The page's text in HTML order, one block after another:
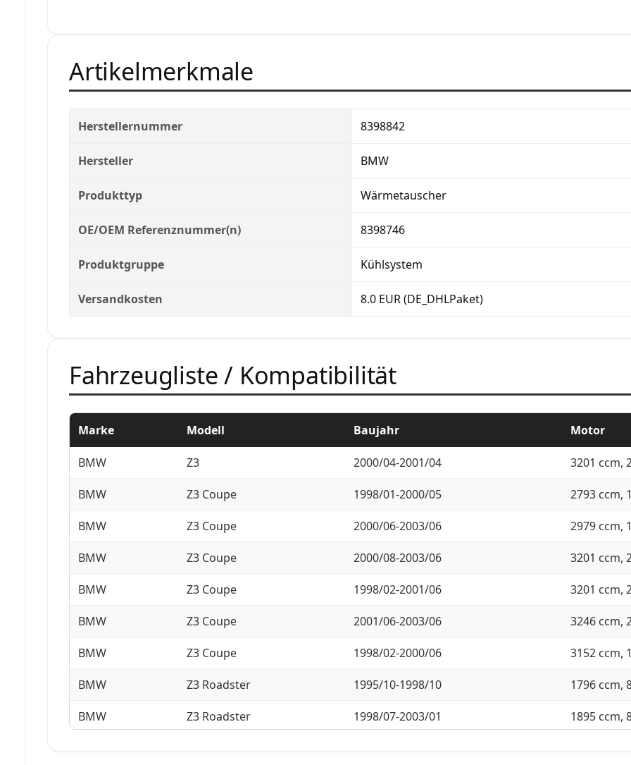
Artikelmerkmale
Herstellernummer 8398842
Hersteller BMW
Produkttyp Wärmetauscher
OE/OEM Referenznummer(n) 8398746
Produktgruppe Kühlsystem
Versandkosten 8.0 EUR (DE_DHLPaket)
Fahrzeugliste / Kompatibilität
Marke Modell Baujahr Motor
BMW Z3 2000/04-2001/04 3201 ccm,
BMW Z3 Coupe 1998/01-2000/05 2793 ccm,
BMW Z3 Coupe 2000/06-2003/06 2979 ccm,
BMW Z3 Coupe 2000/08-2003/06 3201 ccm,
BMW Z3 Coupe 1998/02-2001/06 3201 ccm,
BMW Z3 Coupe 2001/06-2003/06 3246 ccm,
BMW Z3 Coupe 1998/02-2000/06 3152 ccm,
BMW Z3 Roadster 1995/10-1998/10 1796 ccm,
BMW Z3 Roadster 1998/07-2003/01 1895 ccm,